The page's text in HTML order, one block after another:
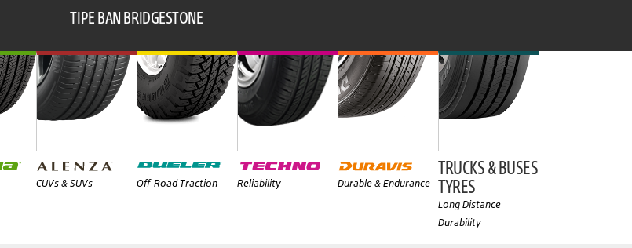
TIPE BAN BRIDGESTONE
CUVs & SUVs Off-Road Traction Reliability Durable & Endurance
TRUCKS & BUSES
TYRES
Long Distance
Durability